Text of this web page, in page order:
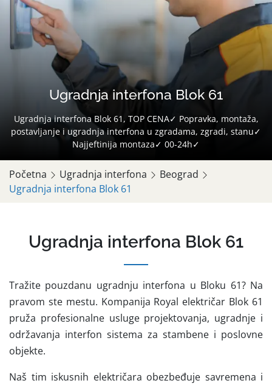
Ugradnja interfona Blok 61
Ugradnja interfona Blok 61, TOP CENA✓ Popravka, montaža,
postavljanje i ugradnja interfona u zgradama, zgradi, stanu✓
Najjeftinija montaza✓ 00-24h✓
Početna Ugradnja interfona
Beograd
Ugradnja interfona Blok 61
Ugradnja interfona Blok 61
Tražite pouzdanu ugradnju interfona u Bloku 61? Na
pravom ste mestu. Kompanija Royal električar Blok 61
pruža profesionalne usluge projektovanja, ugradnje i
održavanja interfon sistema za stambene i poslovne
objekte.
Naš tim iskusnih električara obezbeđuje savremena i